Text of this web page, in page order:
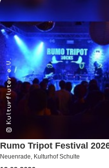
Rumo Tripot Festival
Festival im Sauerland
Neuenrade, Kulturhof Schulte